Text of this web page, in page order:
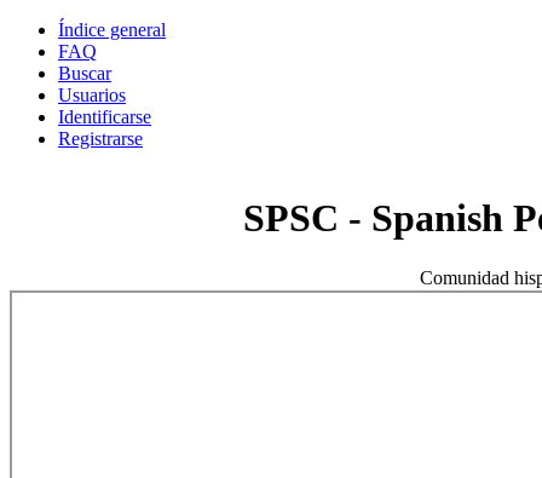
Índice general
FAQ
Buscar
Usuarios
Identificarse
Registrarse
SPSC - Spanish
Comunidad